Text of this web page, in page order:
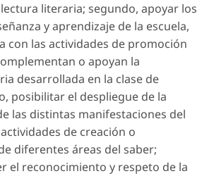
literaria; segundo, apoyar los
y aprendizaje de la escuela,
con las actividades de promoción
o apoyan la
desarrollada en la clase de
posibilitar el despliegue de la
las distintas manifestaciones del
de creación o
diferentes áreas del saber;
el reconocimiento y respeto de la